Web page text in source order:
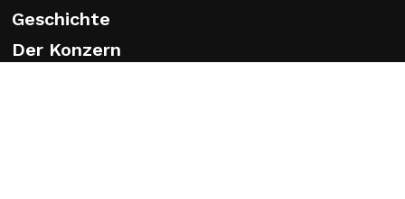
Geschichte
Der Konzern